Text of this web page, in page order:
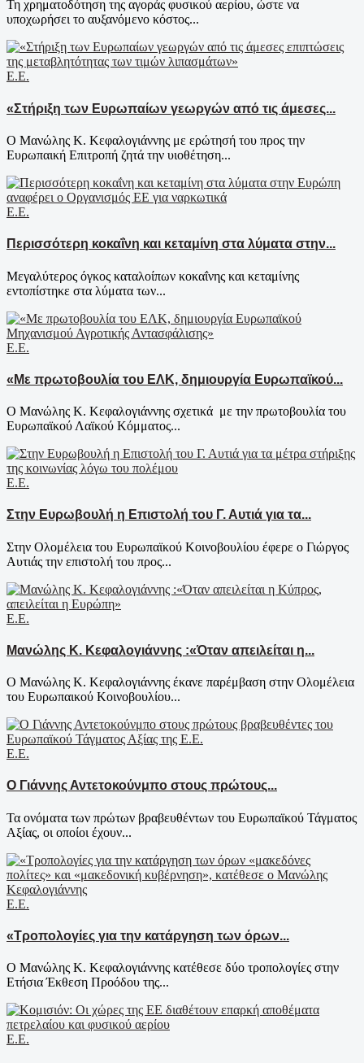
Τη χρηματοδότηση της αγοράς φυσικού αερίου, ώστε να
υποχωρήσει το αυξανόμενο κόστος...
Ε.Ε.
«Στήριξη των Ευρωπαίων γεωργών από τις άμεσες...
Ο Μανώλης Κ. Κεφαλογιάννης με ερώτησή του προς την
Ευρωπαική Επιτροπή ζητά την υιοθέτηση...
Ε.Ε.
Περισσότερη κοκαΐνη και κεταμίνη στα λύματα στην...
Μεγαλύτερος όγκος καταλοίπων κοκαΐνης και κεταμίνης
εντοπίστηκε στα λύματα των...
Ε.Ε.
«Με πρωτοβουλία του ΕΛΚ, δημιουργία Ευρωπαϊκού...
Ο Μανώλης Κ. Κεφαλογιάννης σχετικά με την πρωτοβουλία του
Ευρωπαϊκού Λαϊκού Κόμματος...
Ε.Ε.
Στην Ευρωβουλή η Επιστολή του Γ. Αυτιά για τα...
Στην Ολομέλεια του Ευρωπαϊκού Κοινοβουλίου έφερε ο Γιώργος
Αυτιάς την επιστολή του προς...
Ε.Ε.
Μανώλης Κ. Κεφαλογιάννης :«Όταν απειλείται η...
Ο Μανώλης Κ. Κεφαλογιάννης έκανε παρέμβαση στην Ολομέλεια
του Ευρωπαικού Κοινοβουλίου...
Ε.Ε.
Ο Γιάννης Αντετοκούνμπο στους πρώτους...
Τα ονόματα των πρώτων βραβευθέντων του Ευρωπαϊκού Τάγματος
Αξίας, οι οποίοι έχουν...
Ε.Ε.
«Τροπολογίες για την κατάργηση των όρων...
Ο Μανώλης Κ. Κεφαλογιάννης κατέθεσε δύο τροπολογίες στην
Ετήσια Έκθεση Προόδου της...
Ε.Ε.